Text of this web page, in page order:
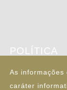
POLÍTICA
As informações
caráter